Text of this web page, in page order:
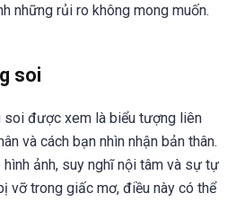
những rủi ro không mong muốn.
soi
soi được xem là biểu tượng liên
và cách bạn nhìn nhận bản thân.
ảnh, suy nghĩ nội tâm và sự tự
vỡ trong giấc mơ, điều này có thể